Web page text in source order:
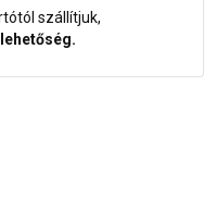
szállítjuk,